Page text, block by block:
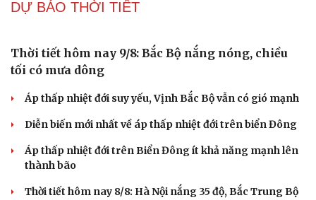
Điện Biên tạo nền tảng phát triển tín chỉ carbon rừng
28 hộ dân ở xã Nậm Lầu, Sơn La đã được di dời khẩn cấp
TIN 24H